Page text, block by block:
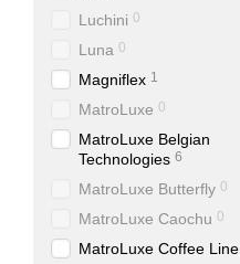
Luchini 0
Luna 0
Magniflex 1
MatroLuxe 0
MatroLuxe Belgian
Technologies 6
MatroLuxe Butterfly 0
MatroLuxe Caochu 0
MatroLuxe Coffee Line